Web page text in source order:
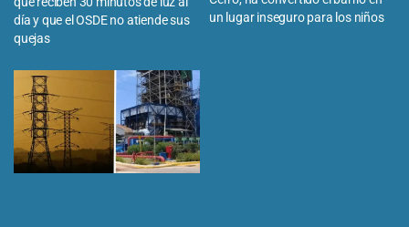
día y que el OSDE no atiende sus
quejas
un lugar inseguro para los niños